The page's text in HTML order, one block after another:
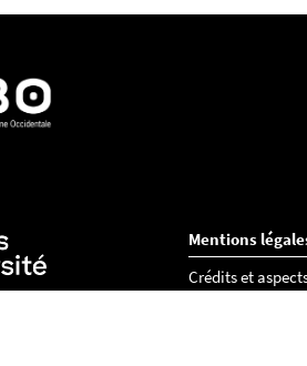
Mentions
Crédits et
Accessibilité